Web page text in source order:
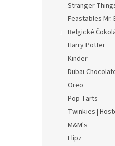
Stranger
Feastables Mr.
Belgické
Harry Potter
Kinder
Dubai
Oreo
Pop Tarts
Twinkies |
M&M's
Flipz